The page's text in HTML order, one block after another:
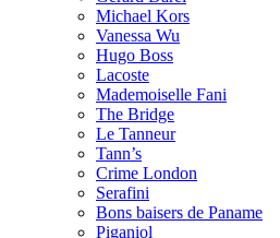
Michael Kors
Vanessa Wu
Hugo Boss
Lacoste
Mademoiselle Fani
The Bridge
Le Tanneur
Tann’s
Crime London
Serafini
Bons baisers de Paname
Piganiol